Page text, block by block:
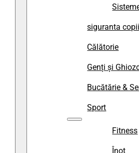
siguranta copii
Călătorie
Genți și
Bucătărie &
Sport
Fitness
Înot